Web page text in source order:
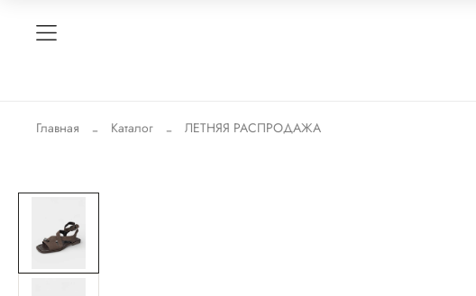
Главная Каталог ЛЕТНЯЯ РАСПРОДАЖА